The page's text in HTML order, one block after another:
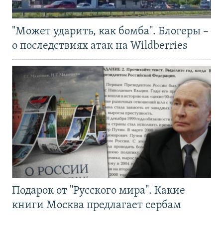
"Может ударить, как бомба". Блогеры –
о последствиях атак на Wildberries
Подарок от "Русского мира". Какие
книги Москва предлагает сербам